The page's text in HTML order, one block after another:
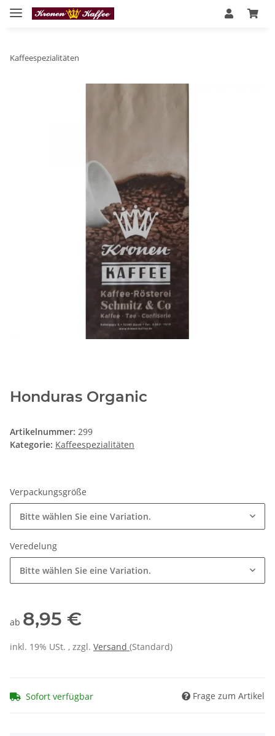
Kaffeespezialitäten
Honduras Organic
Artikelnummer: 299
Kategorie: Kaffeespezialitäten
Verpackungsgröße
Bitte wählen Sie eine Variation.
Veredelung
Bitte wählen Sie eine Variation.
ab 8,95 €
inkl. 19% USt. , zzgl. Versand (Standard)
Sofort verfügbar Frage zum Artikel